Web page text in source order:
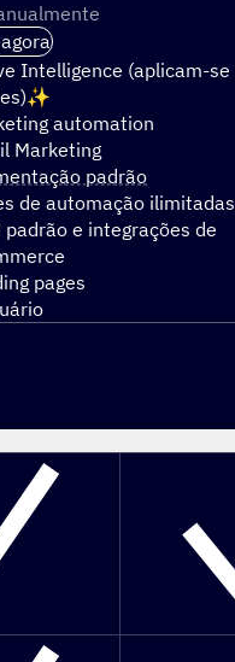
Intelligence (aplicam-se
automation
Marketing
padrão
de automação ilimitadas
padrão e integrações de
pages